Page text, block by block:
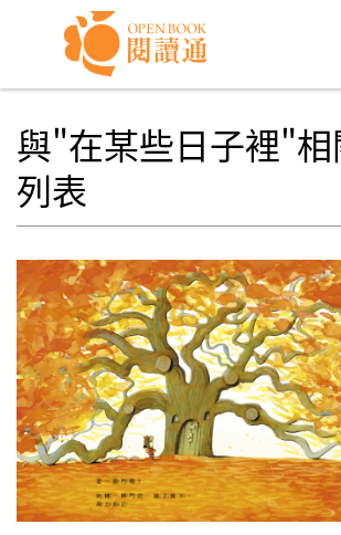
Skip to navigation
移至主內容
與"在某些日子裡"
列表